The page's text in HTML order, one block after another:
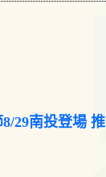
29南投登場 推